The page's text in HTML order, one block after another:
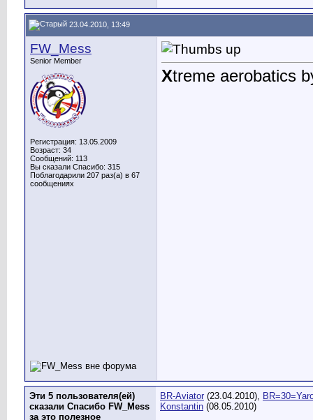
23.04.2010, 13:49
FW_Mess
Senior Member
Регистрация: 13.05.2009
Возраст: 34
Сообщений: 113
Вы сказали Спасибо: 315
Поблагодарили 207 раз(а) в 67
сообщениях
Xtreme aerobatics
Эти 5 пользователя(ей)
сказали Спасибо FW_Mess
за это полезное
BR-Aviator (23.04.2010),
Konstantin (08.05.2010)